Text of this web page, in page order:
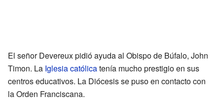
El señor Devereux pidió ayuda al Obispo de Búfalo, John
Timon. La Iglesia católicatenía mucho prestigio en sus
centros educativos. La Diócesis se puso en contacto con
la Orden Franciscana.